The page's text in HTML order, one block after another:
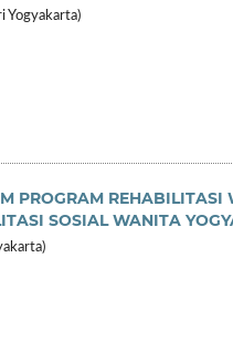
Yogyakarta)
PROGRAM
SOSIAL WANITA